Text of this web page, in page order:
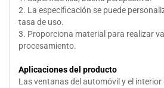
2. La especificación se puede
tasa de uso.
3. Proporciona material para realizar
procesamiento.
Aplicaciones del producto
Las ventanas del automóvil y el interior